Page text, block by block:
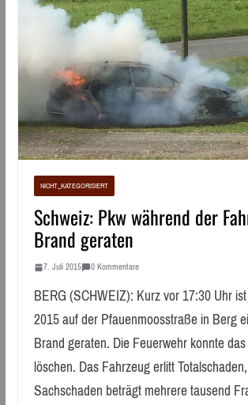
NICHT_KATEGORISIERT
Schweiz: Pkw während der
Brand geraten
7. Juli 2015 0 Kommentare
BERG (SCHWEIZ): Kurz vor 17:30 Uhr
2015 auf der Pfauenmoosstraße in Berg
Brand geraten. Die Feuerwehr konnte
löschen. Das Fahrzeug erlitt
Sachschaden beträgt mehrere tausend